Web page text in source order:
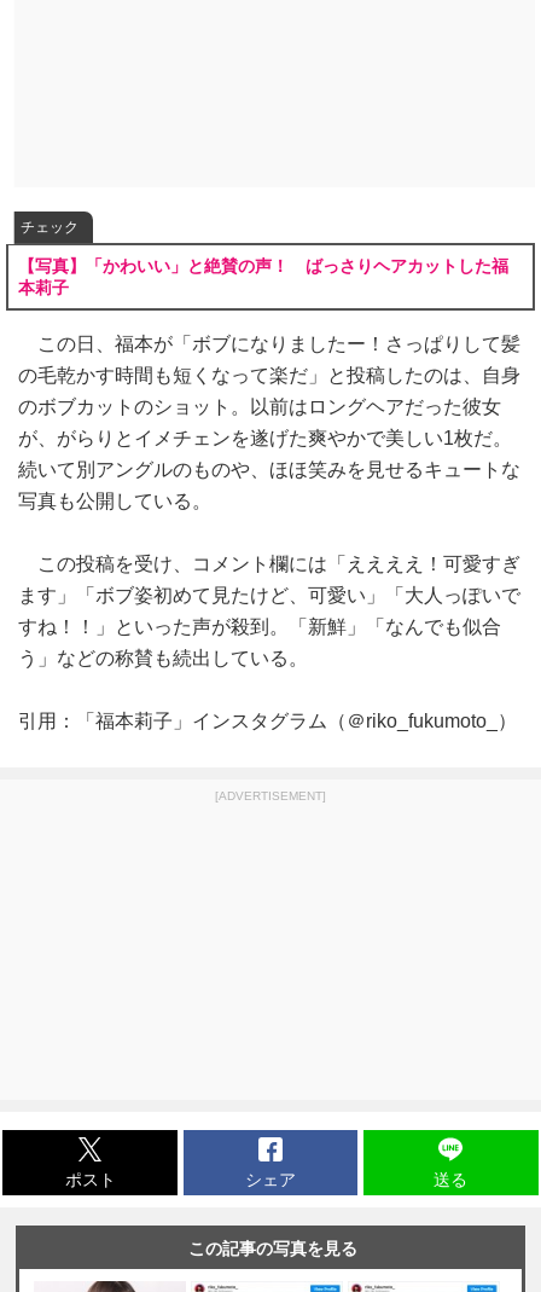
チェック
【写真】「かわいい」と絶賛の声！ ばっさりヘアカットした福
本莉子
この日、福本が「ボブになりましたー！さっぱりして髪
の毛乾かす時間も短くなって楽だ」と投稿したのは、自身
のボブカットのショット。以前はロングヘアだった彼女
が、がらりとイメチェンを遂げた爽やかで美しい1枚だ。
続いて別アングルのものや、ほほ笑みを見せるキュートな
写真も公開している。
この投稿を受け、コメント欄には「ええええ！可愛すぎ
ます」「ボブ姿初めて見たけど、可愛い」「大人っぽいで
すね！！」といった声が殺到。「新鮮」「なんでも似合
う」などの称賛も続出している。
引用：「福本莉子」インスタグラム（＠riko_fukumoto_）
[ADVERTISEMENT]
ポスト シェア 送る
この記事の写真を見る